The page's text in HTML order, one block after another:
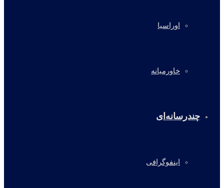
اوراسیا
خاورمیانه
چندرسانه‌ای
اینفوگرافی